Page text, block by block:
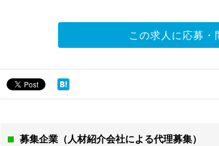
この求人に応募・
募集企業（人材紹介会社による代理募集）